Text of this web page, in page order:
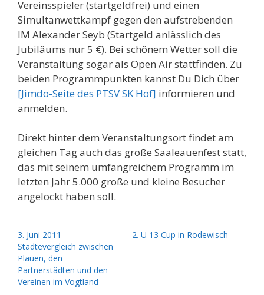
Vereinsspieler (startgeldfrei) und einen
Simultanwettkampf gegen den aufstrebenden
IM Alexander Seyb (Startgeld anlässlich des
Jubiläums nur 5 €). Bei schönem Wetter soll die
Veranstaltung sogar als Open Air stattfinden. Zu
beiden Programmpunkten kannst Du Dich über
[Jimdo-Seite des PTSV SK Hof] informieren und
anmelden.
Direkt hinter dem Veranstaltungsort findet am
gleichen Tag auch das große Saaleauenfest statt,
das mit seinem umfangreichem Programm im
letzten Jahr 5.000 große und kleine Besucher
angelockt haben soll.
3. Juni 2011
Städtevergleich zwischen
Plauen, den
Partnerstädten und den
Vereinen im Vogtland
2. U 13 Cup in Rodewisch